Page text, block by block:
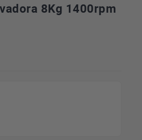
8Kg 1400rpm